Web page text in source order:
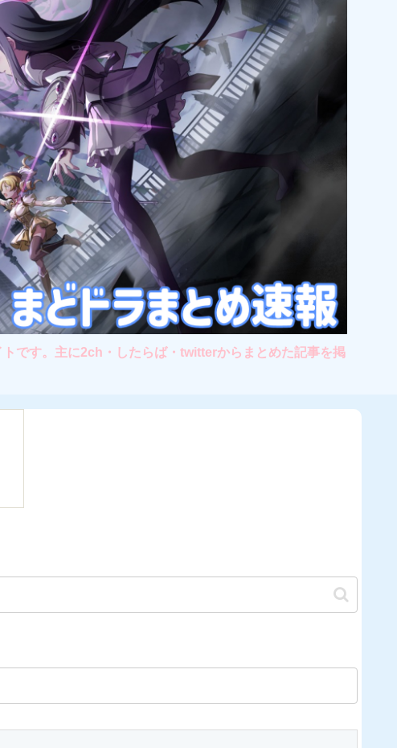
です。主に2ch・したらば・twitterからまとめた記事を掲